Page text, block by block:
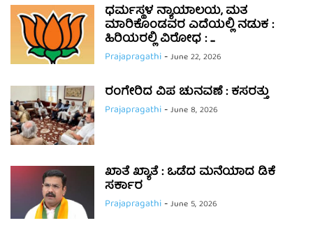
ಧರ್ಮಸ್ಥಳ ನ್ಯಾಯಾಲಯ, ಮತ
ಮಾರಿಕೊಂಡವರ ಎದೆಯಲ್ಲಿ ನಡುಕ :
ಹಿರಿಯರಲ್ಲಿ ವಿರೋಧ : ...
Prajapragathi-June 22, 2026
ರಂಗೇರಿದ ವಿಪ ಚುನವಣೆ : ಕಸರತ್ತು
Prajapragathi-June 8, 2026
ಖಾತೆ ಖ್ಯಾತೆ : ಒಡೆದ ಮನೆಯಾದ ಡಿಕೆ
ಸರ್ಕಾರ
Prajapragathi-June 5, 2026